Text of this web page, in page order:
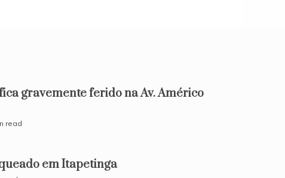
gravemente ferido na Av. Américo
read
em Itapetinga